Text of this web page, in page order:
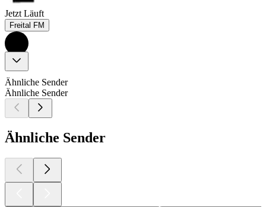
Jetzt Läuft
Freital FM
Ähnliche Sender
Ähnliche Sender
Ähnliche Sender